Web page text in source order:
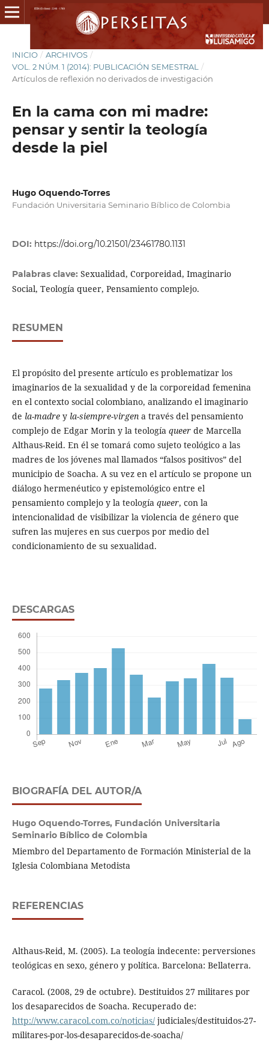
INICIO / ARCHIVOS /
VOL. 2 NÚM. 1 (2014): PUBLICACIÓN SEMESTRAL
/
Artículos de reflexión no derivados de investigación
En la cama con mi madre:
pensar y sentir la teología
desde la piel
Hugo Oquendo-Torres
Fundación Universitaria Seminario Bíblico de Colombia
DOI: https://doi.org/10.21501/23461780.1131
Palabras clave: Sexualidad, Corporeidad, Imaginario
Social, Teología queer, Pensamiento complejo.
RESUMEN
El propósito del presente artículo es problematizar los
imaginarios de la sexualidad y de la corporeidad femenina
en el contexto social colombiano, analizando el imaginario
de la-madre y la-siempre-virgen a través del pensamiento
complejo de Edgar Morin y la teología queer de Marcella
Althaus-Reid. En él se tomará como sujeto teológico a las
madres de los jóvenes mal llamados “falsos positivos” del
municipio de Soacha. A su vez en el artículo se propone un
diálogo hermenéutico y epistemológico entre el
pensamiento complejo y la teología queer, con la
intencionalidad de visibilizar la violencia de género que
sufren las mujeres en sus cuerpos por medio del
condicionamiento de su sexualidad.
DESCARGAS
BIOGRAFÍA DEL AUTOR/A
Hugo Oquendo-Torres, Fundación Universitaria
Seminario Bíblico de Colombia
Miembro del Departamento de Formación Ministerial de la
Iglesia Colombiana Metodista
REFERENCIAS
Althaus-Reid, M. (2005). La teología indecente: perversiones
teológicas en sexo, género y política. Barcelona: Bellaterra.
Caracol. (2008, 29 de octubre). Destituidos 27 militares por
los desaparecidos de Soacha. Recuperado de:
http://www.caracol.com.co/noticias/judiciales/destituidos-27-
militares-por-los-desaparecidos-de-soacha/